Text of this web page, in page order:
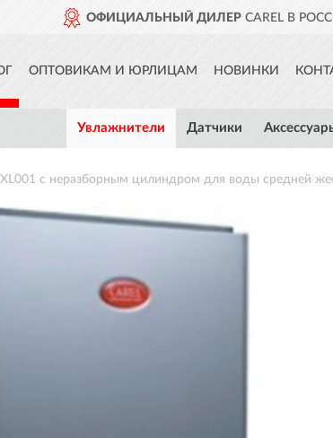
ДИЛЕРCAREL В РОССИИ
ОПТОВИКАМ И ЮРЛИЦАМ НОВИНКИ
Увлажнители Датчики
с неразборным цилиндром для воды средней